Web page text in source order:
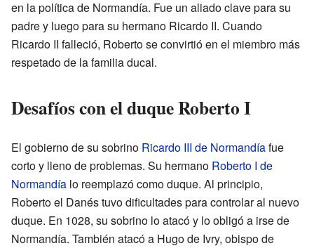
en la política de Normandía. Fue un aliado clave para su
padre y luego para su hermano Ricardo II. Cuando
Ricardo II falleció, Roberto se convirtió en el miembro más
respetado de la familia ducal.
Desafíos con el duque Roberto I
El gobierno de su sobrino Ricardo III de Normandíafue
corto y lleno de problemas. Su hermano Roberto I de
Normandía lo reemplazó como duque. Al principio,
Roberto el Danés tuvo dificultades para controlar al nuevo
duque. En 1028, su sobrino lo atacó y lo obligó a irse de
Normandía. También atacó a Hugo de Ivry, obispo de